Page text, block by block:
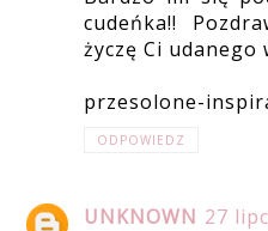
cudeńka!!
życzę Ci udanego
przesolone-
ODPOWIEDZ
UNKNOWN 27